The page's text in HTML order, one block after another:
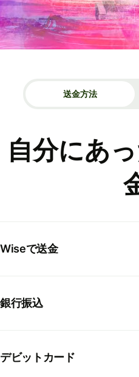
送金方法
自分にあ
Wiseで送金
銀行振込
デビットカード